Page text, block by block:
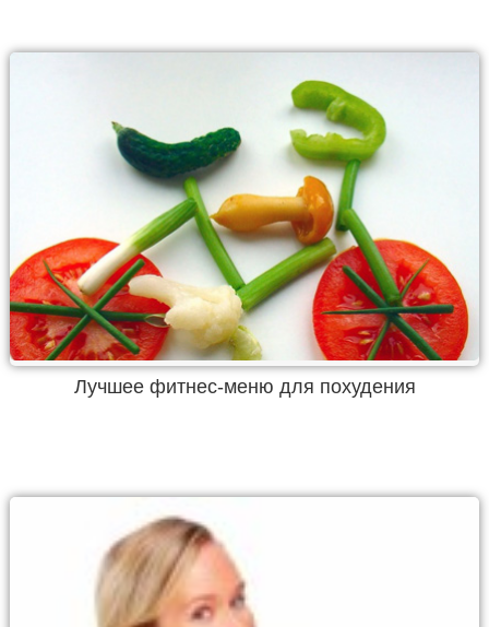
Лучшее фитнес-меню для похудения